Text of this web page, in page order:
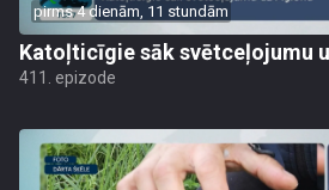
pirms 4 dienām, 11 stundām
Katoļticīgie sāk svētceļojumu
411. epizode